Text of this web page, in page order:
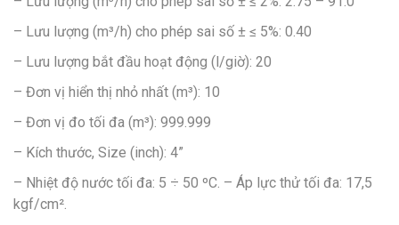
– Lưu lượng (m³/h) cho phép sai số ± ≤ 5%: 0.40
– Lưu lượng bắt đầu hoạt động (l/giờ): 20
– Đơn vị hiển thị nhỏ nhất (m³): 10
– Đơn vị đo tối đa (m³): 999.999
– Kích thước, Size (inch): 4”
– Nhiệt độ nước tối đa: 5 ÷ 50 ºC. – Áp lực thử tối đa: 17,5
kgf/cm².